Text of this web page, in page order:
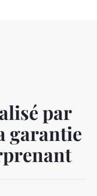
par
garantie